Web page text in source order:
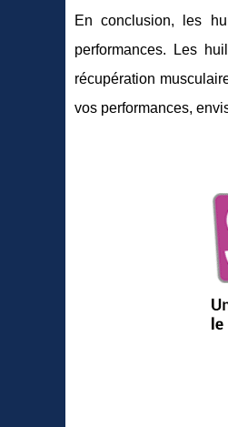
En conclusion, les
performances. Les
récupération
vos performances,